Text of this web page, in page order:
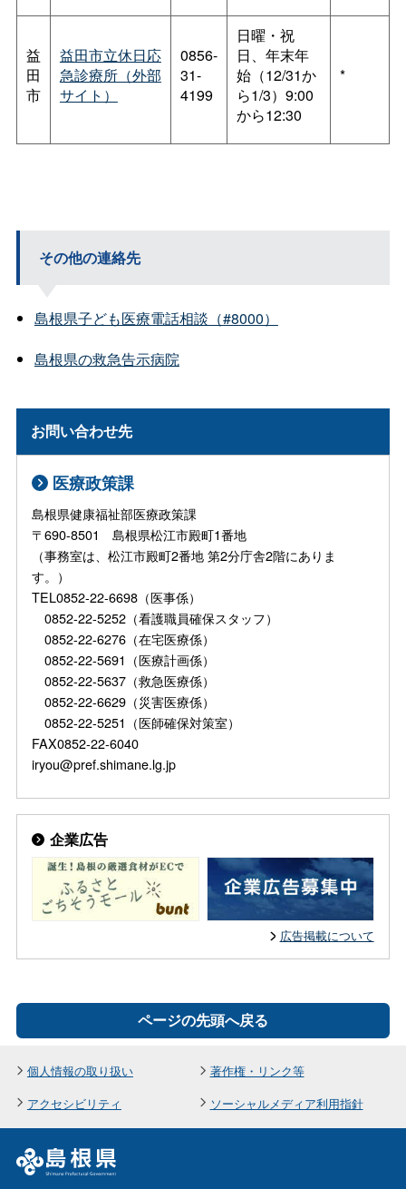
益
田
市
益田市立休日応
急診療所（外部
サイト）
0856-
31-
4199
日曜・祝
日、年末年
始（12/31か
ら1/3）9:00
から12:30
*
その他の連絡先
島根県子ども医療電話相談（#8000）
島根県の救急告示病院
お問い合わせ先
医療政策課
島根県健康福祉部医療政策課
〒690-8501 島根県松江市殿町1番地
（事務室は、松江市殿町2番地 第2分庁舎2階にありま
す。）
TEL0852-22-6698（医事係）
0852-22-5252（看護職員確保スタッフ）
0852-22-6276（在宅医療係）
0852-22-5691（医療計画係）
0852-22-5637（救急医療係）
0852-22-6629（災害医療係）
0852-22-5251（医師確保対策室）
FAX0852-22-6040
iryou@pref.shimane.lg.jp
企業広告
広告掲載について
ページの先頭へ戻る
個人情報の取り扱い
著作権・リンク等
アクセシビリティ
ソーシャルメディア利用指針